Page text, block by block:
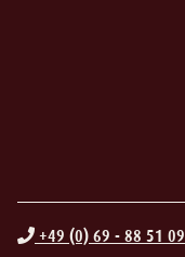
+49 (0) 69 - 88 51 09